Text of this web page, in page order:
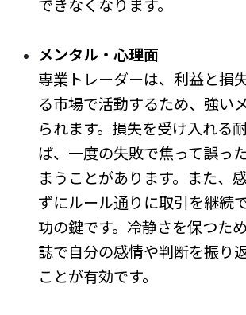
できなくなります。
メンタル・心理面
専業トレーダーは、利益と損
る市場で活動するため、強い
られます。損失を受け入れる
ば、一度の失敗で焦って誤っ
まうことがあります。また、
ずにルール通りに取引を継続
功の鍵です。冷静さを保つた
誌で自分の感情や判断を振り
ことが有効です。